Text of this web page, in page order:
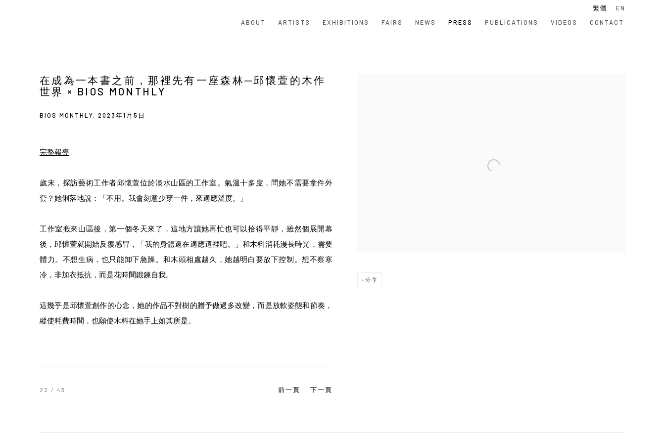
ABOUT ARTISTS EXHIBITIONS FAIRS NEWS PRESS PUBLICATIONS VIDEOS CONTACT
繁體 EN
在成為一本書之前，那裡先有一座森林─邱懷萱的木作
世界 × BIOS MONTHLY
BIOS MONTHLY, 2023年1月5日
分享
完整報導
歲末，探訪藝術工作者邱懷萱位於淡水山區的工作室。氣溫十多度，問她不需要拿件外
套？她俐落地說：「不用。我會刻意少穿一件，來適應溫度。」
工作室搬來山區後，第一個冬天來了，這地方讓她再忙也可以拾得平靜，雖然個展開幕
後，邱懷萱就開始反覆感冒，「我的身體還在適應這裡吧。」和木料消耗漫長時光，需要
體力。不想生病，也只能卸下急躁。和木頭相處越久，她越明白要放下控制。想不察寒
冷，非加衣抵抗，而是花時間鍛鍊自我。
這幾乎是邱懷萱創作的心念，她的作品不對樹的贈予做過多改變，而是放軟姿態和節奏，
縱使耗費時間，也願使木料在她手上如其所是。
前一頁 下一頁
22 / 43